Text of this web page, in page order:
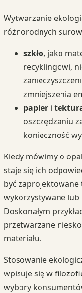
Wytwarzanie
różnorodnych
szkło, jako
recyklingowi,
zmniejszenia
papier i
oszczędzaniu
konieczność
Kiedy mówimy o
staje się ich
być zaprojektowane
wykorzystywane
Doskonałym
przetwarzane
materiału.
Stosowanie
wpisuje się w
wybory